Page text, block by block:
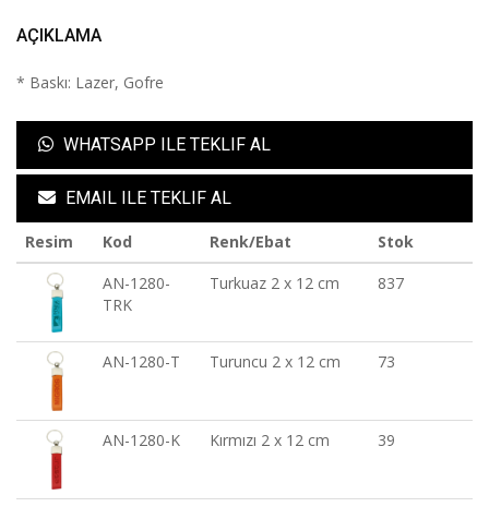
AÇIKLAMA
* Baskı: Lazer, Gofre
WHATSAPP ILE TEKLIF AL
EMAIL ILE TEKLIF AL
Resim Kod Renk/Ebat
Stok
AN-1280-
TRK
Turkuaz 2 x 12 cm 837
AN-1280-T Turuncu 2 x 12 cm 73
AN-1280-K Kırmızı 2 x 12 cm 39